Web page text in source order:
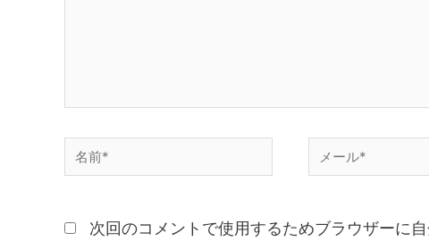
次回のコメントで使用するためブラウザーに